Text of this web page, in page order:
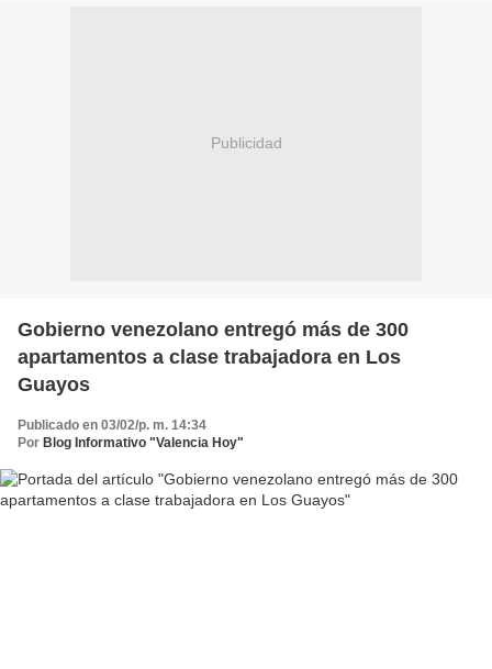
Publicidad
Gobierno venezolano entregó más de 300
apartamentos a clase trabajadora en Los
Guayos
Publicado en 03/02/p. m. 14:34
Por Blog Informativo "Valencia Hoy"